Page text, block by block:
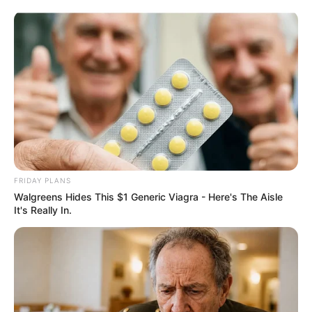
au
contenu AU PETIT PARIEUR
Pronostic Gratuit du Tiercé Quinté PMU du jour
Menu
PRIX DU CHENE PRONOSTIC QUINTE PMU
FRIDAY PLANS
Walgreens Hides This $1 Generic Viagra - Here's The Aisle
It's Really In.